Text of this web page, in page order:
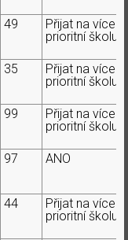
49
Přijat na více
prioritní školu
35
Přijat na více
prioritní školu
99
Přijat na více
prioritní školu
97 ANO
44
Přijat na více
prioritní školu